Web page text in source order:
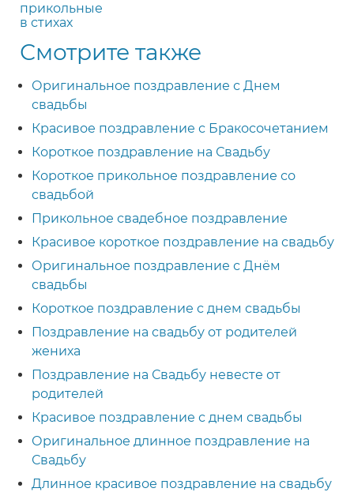
прикольные
в стихах
Смотрите также
Оригинальное поздравление с Днем
свадьбы
Красивое поздравление с Бракосочетанием
Короткое поздравление на Свадьбу
Короткое прикольное поздравление со
свадьбой
Прикольное свадебное поздравление
Красивое короткое поздравление на свадьбу
Оригинальное поздравление с Днём
свадьбы
Короткое поздравление с днем свадьбы
Поздравление на свадьбу от родителей
жениха
Поздравление на Свадьбу невесте от
родителей
Красивое поздравление с днем свадьбы
Оригинальное длинное поздравление на
Свадьбу
Длинное красивое поздравление на свадьбу